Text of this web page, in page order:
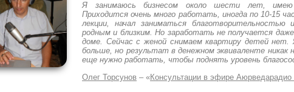
Я занимаюсь бизнесом около шести лет,
Приходится очень много работать, иногда по 10-15
лекции, начал заниматься благотворительностью
родным и близким. Но заработать не получается
доме. Сейчас с женой снимаем квартиру детей
больше, но результат в денежном эквиваленте
еще нужно работать, чтобы поднять уровень
Олег Торсунов – «Консультации в эфире Аюрведарадио